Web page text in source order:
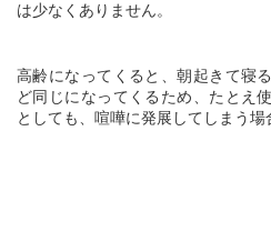
は少なくありません。
高齢になってくると、朝起きて寝
ど同じになってくるため、たとえ
としても、喧嘩に発展してしまう場